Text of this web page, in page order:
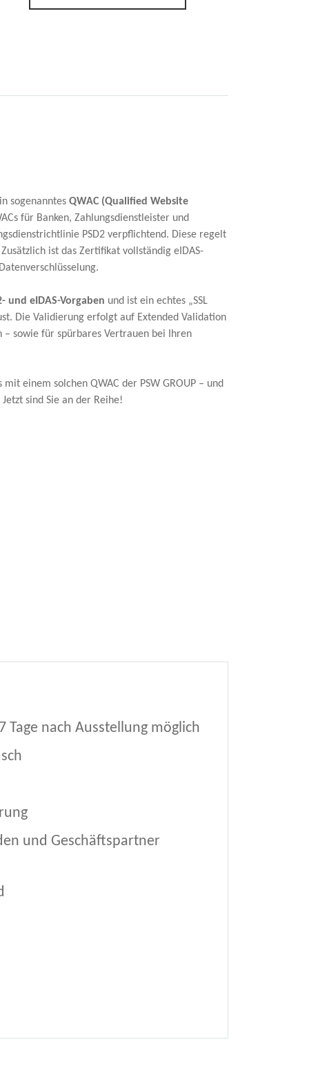
sogenanntes QWAC (Qualified Website
für Banken, Zahlungsdienstleister und
PSD2 verpflichtend. Diese regelt
ist das Zertifikat vollständig eIDAS-
und eIDAS-Vorgaben und ist ein echtes „SSL
Die Validierung erfolgt auf Extended Validation
sowie für spürbares Vertrauen bei Ihren
einem solchen QWAC der PSW GROUP – und
sind Sie an der Reihe!
Tage nach Ausstellung möglich
und Geschäftspartner